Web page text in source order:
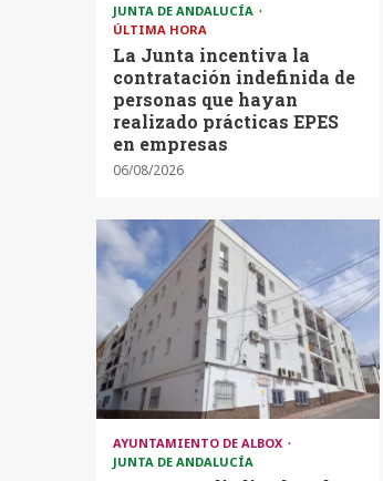
JUNTA DE ANDALUCÍA
ÚLTIMA HORA
La Junta incentiva la
contratación indefinida de
personas que hayan
realizado prácticas EPES
en empresas
06/08/2026
AYUNTAMIENTO DE ALBOX
JUNTA DE ANDALUCÍA